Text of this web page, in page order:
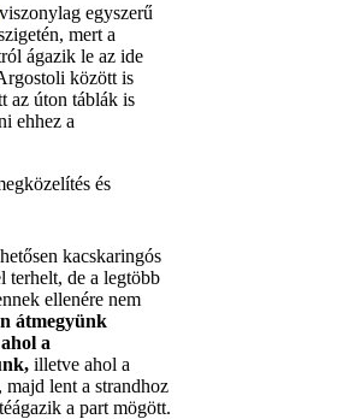
viszonylag egyszerű
mert a
ágazik le az ide
között is
az úton táblák is
ehhez a
kacskaringós
terhelt, de a legtöbb
ellenére nem
átmegyünk
a
illetve ahol a
lent a strandhoz
a part mögött.